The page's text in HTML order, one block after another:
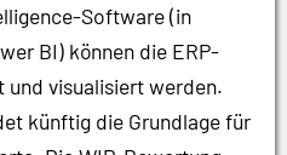
Software (in
BI) können die ERP-
und visualisiert werden.
künftig die Grundlage für